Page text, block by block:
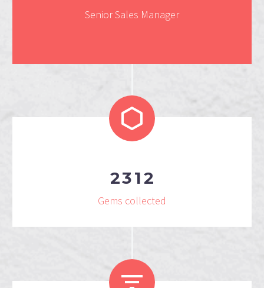
Senior Sales Manager
2312
Gems collected